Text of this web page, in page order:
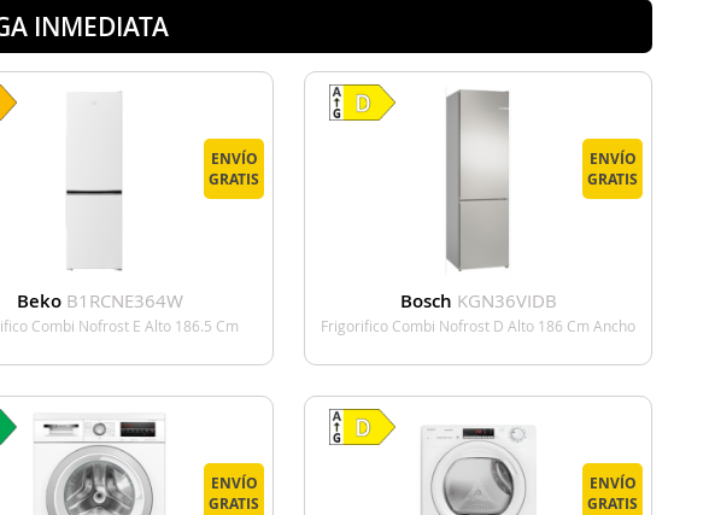
INMEDIATA
ENVÍO
GRATIS
Beko B1RCNE364W
Combi Nofrost E Alto 186.5 Cm
VER DETALLE
ENVÍO
GRATIS
Bosch KGN36VIDB
Frigorifico Combi Nofrost D Alto 186 Cm Ancho
VER DETALLE
ENVÍO
GRATIS
ENVÍO
GRATIS